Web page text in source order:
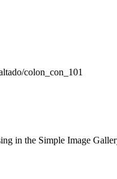
colon_con_101
in the Simple Image